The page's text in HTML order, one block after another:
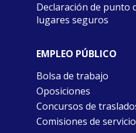
Declaración de punto
lugares seguros
EMPLEO PÚBLICO
Bolsa de trabajo
Oposiciones
Concursos de
Comisiones de